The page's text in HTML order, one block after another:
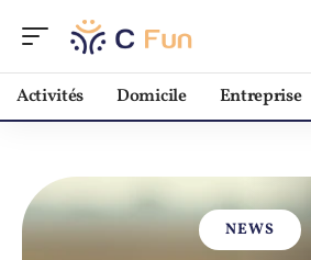
Activités Domicile Entreprise
NEWS